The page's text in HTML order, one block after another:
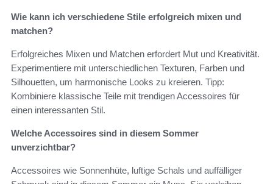
Wie kann ich verschiedene Stile erfolgreich mixen und
matchen?
Erfolgreiches Mixen und Matchen erfordert Mut und Kreativität.
Experimentiere mit unterschiedlichen Texturen, Farben und
Silhouetten, um harmonische Looks zu kreieren. Tipp:
Kombiniere klassische Teile mit trendigen Accessoires für
einen interessanten Stil.
Welche Accessoires sind in diesem Sommer
unverzichtbar?
Accessoires wie Sonnenhüte, luftige Schals und auffälliger